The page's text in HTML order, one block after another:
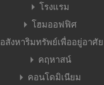
โรงแรม
โฮมออฟฟิศ
อสังหาริมทรัพย์เพื่ออยู่อาศัย
คฤหาสน์
คอนโดมิเนียม